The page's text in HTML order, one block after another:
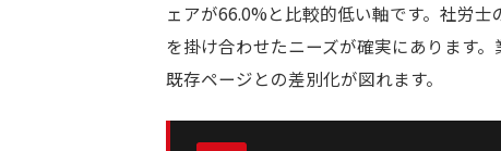
ェアが66.0%と比較的低い軸です。社労
を掛け合わせたニーズが確実にあります
既存ページとの差別化が図れます。